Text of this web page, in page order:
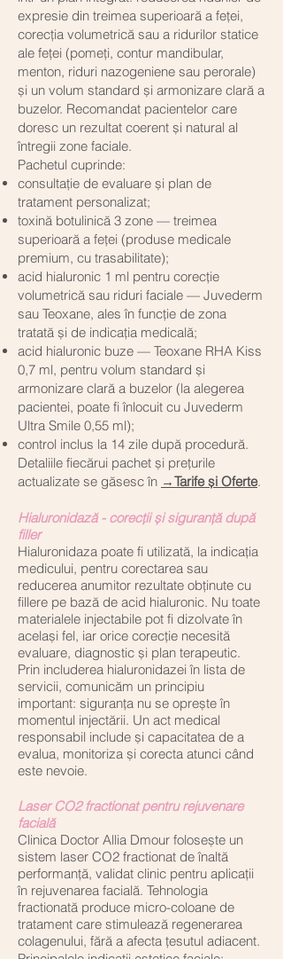
expresie din treimea superioară a feței,
corecția volumetrică sau a ridurilor statice
ale feței (pomeți, contur mandibular,
menton, riduri nazogeniene sau perorale)
și un volum standard și armonizare clară a
buzelor. Recomandat pacientelor care
doresc un rezultat coerent și natural al
întregii zone faciale.
Pachetul cuprinde:
consultație de evaluare și plan de
tratament personalizat;
toxină botulinică 3 zone — treimea
superioară a feței (produse medicale
premium, cu trasabilitate);
acid hialuronic 1 ml pentru corecție
volumetrică sau riduri faciale — Juvederm
sau Teoxane, ales în funcție de zona
tratată și de indicația medicală;
acid hialuronic buze — Teoxane RHA Kiss
0,7 ml, pentru volum standard și
armonizare clară a buzelor (la alegerea
pacientei, poate fi înlocuit cu Juvederm
Ultra Smile 0,55 ml);
control inclus la 14 zile după procedură.
Detaliile fiecărui pachet și prețurile
actualizate se găsesc în →Tarife și Oferte.​
Hialuronidază - corecții și siguranță după
filler
Hialuronidaza poate fi utilizată, la indicația
medicului, pentru corectarea sau
reducerea anumitor rezultate obținute cu
fillere pe bază de acid hialuronic. Nu toate
materialele injectabile pot fi dizolvate în
același fel, iar orice corecție necesită
evaluare, diagnostic și plan terapeutic.
Prin includerea hialuronidazei în lista de
servicii, comunicăm un principiu
important: siguranța nu se oprește în
momentul injectării. Un act medical
responsabil include și capacitatea de a
evalua, monitoriza și corecta atunci când
este nevoie.
Laser CO2 fractionat pentru rejuvenare
facială
Clinica Doctor Allia Dmour folosește un
sistem laser CO2 fractionat de înaltă
performanță, validat clinic pentru aplicații
în rejuvenarea facială. Tehnologia
fractionată produce micro-coloane de
tratament care stimulează regenerarea
colagenului, fără a afecta țesutul adiacent.